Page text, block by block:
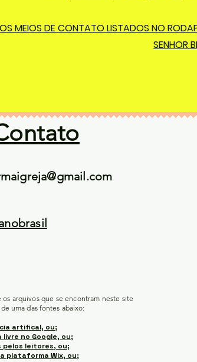
OS MEIOS DE CONTATO LISTADOS NO
SENHOR
os arquivos que se encontram neste site
uma das fontes abaixo:
artifical, ou;
livre no Google, ou;
pelos leitores, ou;
plataforma Wix, ou;